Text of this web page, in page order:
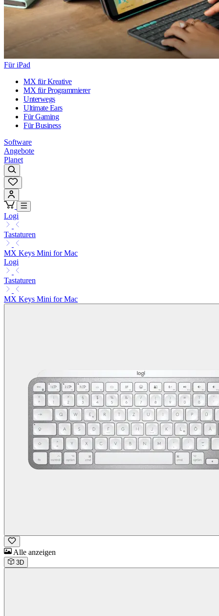
Für iPad
MX für Kreative
MX für Programmierer
Unterwegs
Ultimate Ears
Für Gaming
Für Business
Software
Angebote
Planet
Logi
Tastaturen
MX Keys Mini for Mac
Logi
Tastaturen
MX Keys Mini for Mac
Alle anzeigen
3D